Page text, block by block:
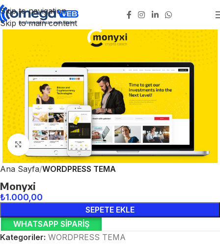
Skip to navigation
Skip to main content
Click to enlarge
Ana Sayfa WORDPRESS TEMA
Monyxi
₺1.000,00
SEPETE EKLE
WHATSAPP SIPARIŞ
Kategoriler: WORDPRESS TEMA